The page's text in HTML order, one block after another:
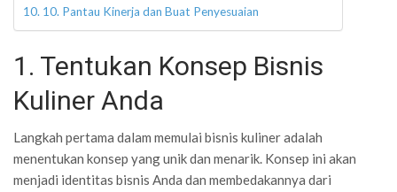
10. Pantau Kinerja dan Buat Penyesuaian
1. Tentukan Konsep Bisnis
Kuliner Anda
Langkah pertama dalam memulai bisnis kuliner adalah
menentukan konsep yang unik dan menarik. Konsep ini akan
menjadi identitas bisnis Anda dan membedakannya dari